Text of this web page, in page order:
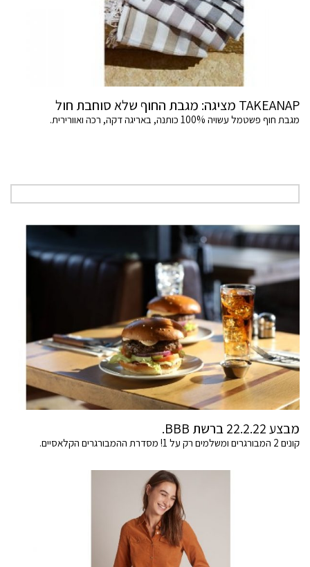
TAKEANAP מציגה: מגבת החוף שלא סוחבת חול
מגבת חוף פשטמל עשויה 100% כותנה, באריגה דקה, רכה ואוורירית.
מבצע 22.2.22 ברשת BBB.
קונים 2 המבורגרים ומשלמים רק על 1! מסדרת ההמבורגרים הקלאסיים.